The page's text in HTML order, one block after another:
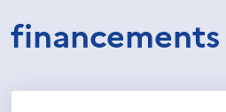
financements